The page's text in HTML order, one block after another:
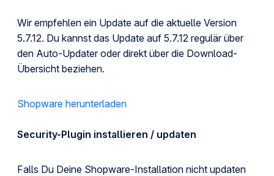
Wir empfehlen ein Update auf die aktuelle Version
5.7.12. Du kannst das Update auf 5.7.12 regulär über
den Auto-Updater oder direkt über die Download-
Übersicht beziehen.
Shopware herunterladen
Security-Plugin installieren / updaten
Falls Du Deine Shopware-Installation nicht updaten